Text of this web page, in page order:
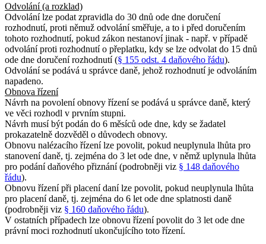
Odvolání (a rozklad)
Odvolání lze podat zpravidla do 30 dnů ode dne doručení
rozhodnutí, proti němuž odvolání směřuje, a to i před doručením
tohoto rozhodnutí, pokud zákon nestanoví jinak - např. v případě
odvolání proti rozhodnutí o přeplatku, kdy se lze odvolat do 15 dnů
ode dne doručení rozhodnutí (§ 155 odst. 4 daňového řádu).
Odvolání se podává u správce daně, jehož rozhodnutí je odvoláním
napadeno.
Obnova řízení
Návrh na povolení obnovy řízení se podává u správce daně, který
ve věci rozhodl v prvním stupni.
Návrh musí být podán do 6 měsíců ode dne, kdy se žadatel
prokazatelně dozvěděl o důvodech obnovy.
Obnovu nalézacího řízení lze povolit, pokud neuplynula lhůta pro
stanovení daně, tj. zejména do 3 let ode dne, v němž uplynula lhůta
pro podání daňového přiznání (podrobněji viz § 148 daňového
řádu).
Obnovu řízení při placení daní lze povolit, pokud neuplynula lhůta
pro placení daně, tj. zejména do 6 let ode dne splatnosti daně
(podrobněji viz § 160 daňového řádu).
V ostatních případech lze obnovu řízení povolit do 3 let ode dne
právní moci rozhodnutí ukončujícího toto řízení.